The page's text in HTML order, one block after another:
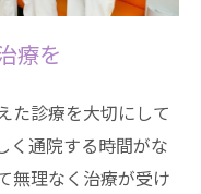
療を
た診療を大切にして
く通院する時間がな
無理なく治療が受け